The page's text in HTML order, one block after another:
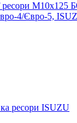
ресори
4/Євро-5,